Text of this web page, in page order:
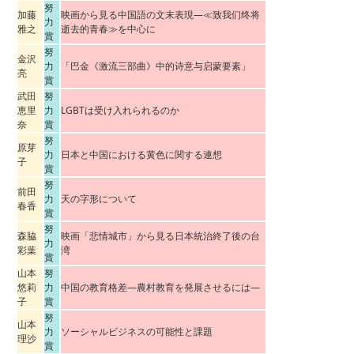
加藤
雅之
努
力
賞
映画から見る中国語の文末表現―≪致我们终将
逝去的青春≫を中心に
金沢
亮
努
力
賞
「巴金《激流三部曲》中的诗意与启蒙要素」
武田
恵里
奈
努
力
賞
LGBTは受け入れられるのか
原芽
子
努
力
賞
日本と中国における黄色に関する連想
前田
春香
努
力
賞
天の字形について
森脇
彩葉
努
力
賞
映画「悲情城市」から見る日本統治終了後の台
湾
山本
悠莉
子
努
力
賞
中国の教育格差―農村教育を発展させるには―
山本
理沙
努
力
賞
ソーシャルビジネスの可能性と課題